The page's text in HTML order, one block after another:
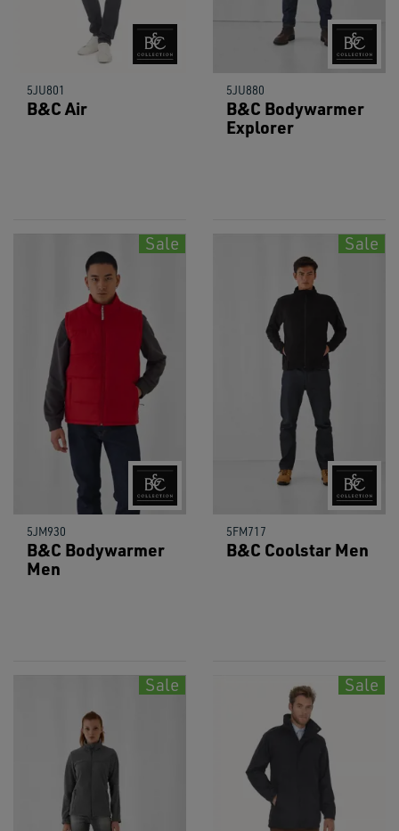
5JU801
B&C Air
5JU880
B&C Bodywarmer
Explorer
Sale
5JM930
B&C Bodywarmer
Men
Sale
5FM717
B&C Coolstar Men
Sale Sale